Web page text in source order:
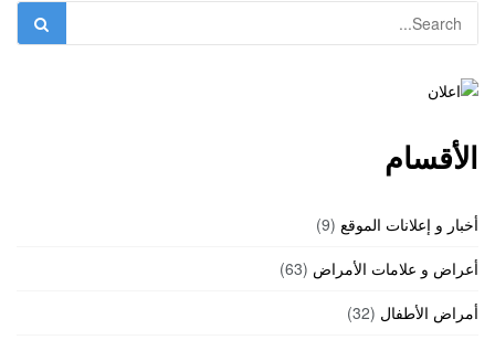
الأقسام
أخبار و إعلانات الموقع (9)
أعراض و علامات الأمراض (63)
أمراض الأطفال (32)